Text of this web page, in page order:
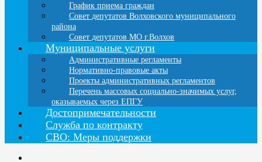
График приема граждан
Совет депутатов Волховского муниципального
района
Совет депутатов МО г.Волхов
Муниципальные услуги
Административные регламенты
Нормативно-правовые акты
Проекты административных регламентов
Перечень массовых социально-значимых услуг,
оказываемых через ЕПГУ
Достопримечательности
Служба по контракту
СВО: Меры поддержки